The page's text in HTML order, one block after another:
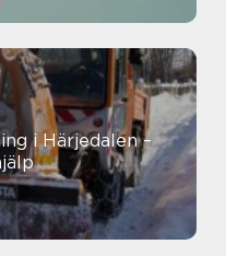
i Härjedalen –